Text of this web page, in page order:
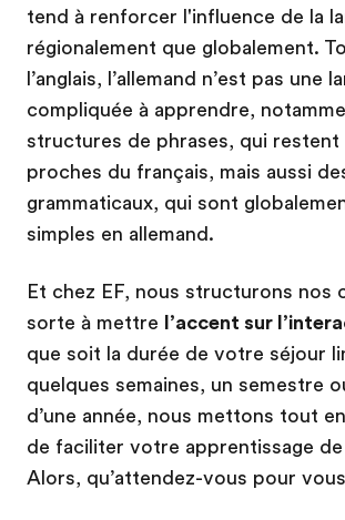
tend à renforcer l'influence de la
régionalement que globalement.
l’anglais, l’allemand n’est pas une
compliquée à apprendre,
structures de phrases, qui restent
proches du français, mais aussi
grammaticaux, qui sont
simples en allemand.
Et chez EF, nous structurons nos
sorte à mettre l’accent sur
que soit la durée de votre séjour
quelques semaines, un semestre
d’une année, nous mettons tout
de faciliter votre apprentissage de
Alors, qu’attendez-vous pour